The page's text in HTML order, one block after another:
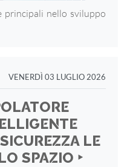
principali nello sviluppo
VENERDÌ 03 LUGLIO 2026
LE
SPAZIO ‣